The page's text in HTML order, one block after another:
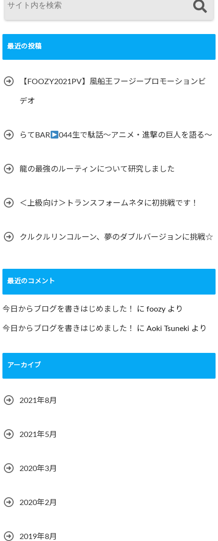
最近の投稿
【FOOZY2021PV】風船王フージープロモーションビ
デオ
らてBAR 044生で駄話～アニメ・進撃の巨人を語る～
龍の最強のルーティンについて研究しました
＜上級向け＞トランスフォームネタに初挑戦です！
クルクルリンコルーン、夢のダブルバージョンに挑戦☆
最近のコメント
今日からブログを書きはじめました！ に foozy より
今日からブログを書きはじめました！ に Aoki Tsuneki より
アーカイブ
2021年8月
2021年5月
2020年3月
2020年2月
2019年8月